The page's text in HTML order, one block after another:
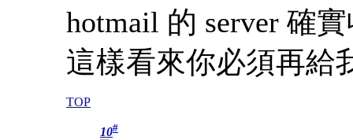
hotmail 的 server 確
這樣看來你必須再給
TOP
10#